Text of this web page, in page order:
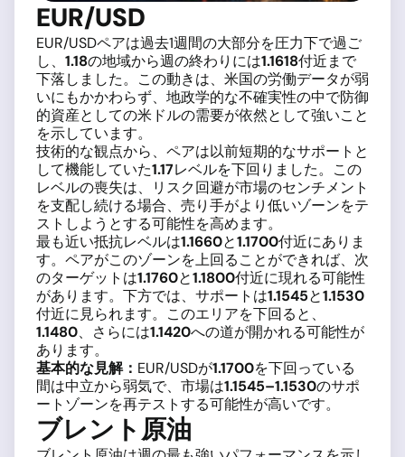
EUR/USD
EUR/USDペアは過去1週間の大部分を圧力下で過ご
し、 1.18の地域から週の終わりには1.1618付近まで
下落しました。この動きは、米国の労働データが弱
いにもかかわらず、地政学的な不確実性の中で防御
的資産としての米ドルの需要が依然として強いこと
を示しています。
技術的な観点から、ペアは以前短期的なサポートと
して機能していた1.17レベルを下回りました。この
レベルの喪失は、リスク回避が市場のセンチメント
を支配し続ける場合、売り手がより低いゾーンをテ
ストしようとする可能性を高めます。
最も近い抵抗レベルは1.1660と1.1700付近にありま
す。ペアがこのゾーンを上回ることができれば、次
のターゲットは1.1760と1.1800付近に現れる可能性
があります。下方では、サポートは1.1545と1.1530
付近に見られます。このエリアを下回ると、
1.1480、さらには1.1420への道が開かれる可能性が
あります。
基本的な見解： EUR/USDが1.1700を下回っている
間は中立から弱気で、市場は1.1545–1.1530のサポ
ートゾーンを再テストする可能性が高いです。
ブレント原油